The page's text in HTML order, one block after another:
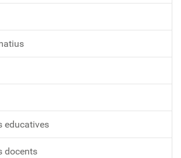
educatives
docents